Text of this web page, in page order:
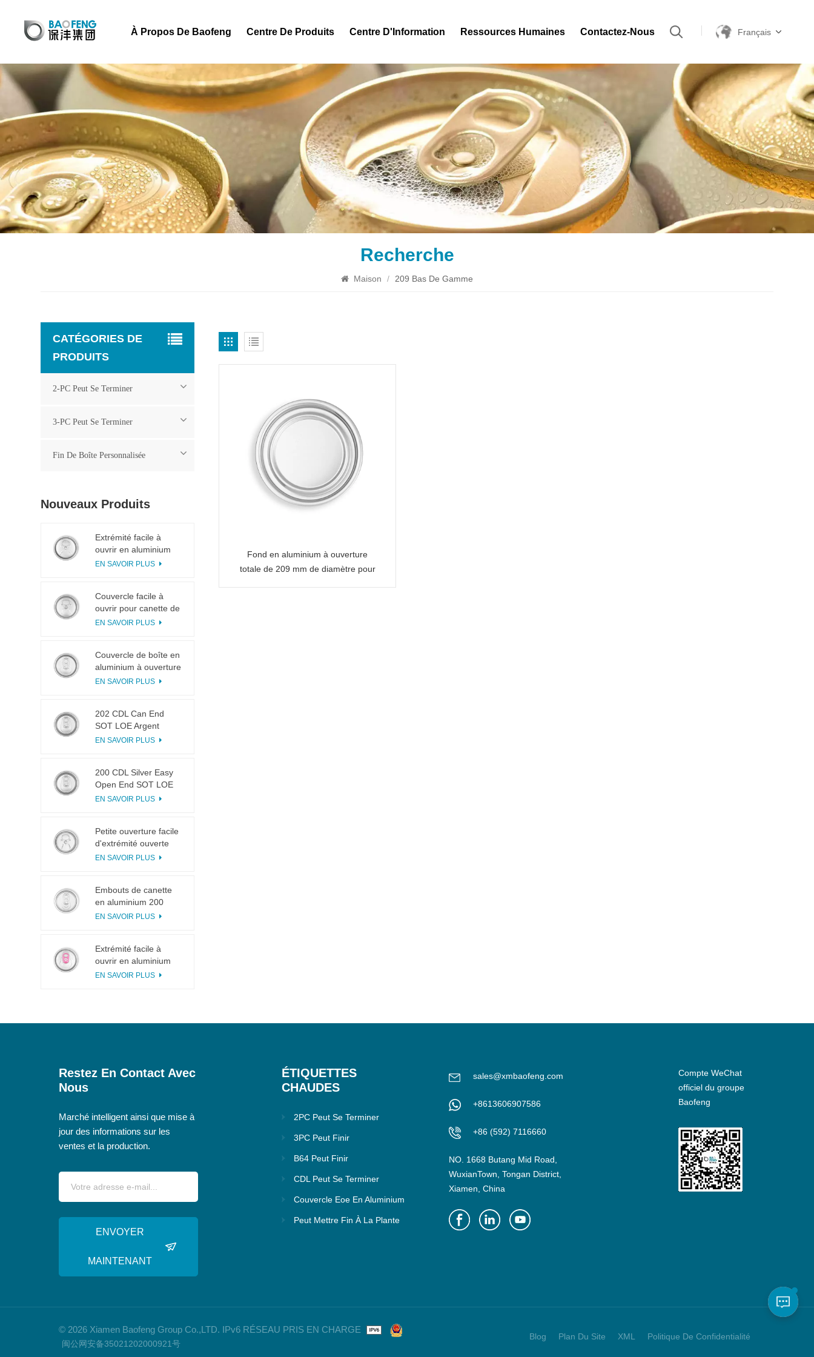
À Propos De Baofeng Centre De Produits Centre D'Information Ressources Humaines Contactez-Nous Français
Recherche
Maison / 209 Bas De Gamme
Fond en aluminium à ouverture
totale de 209 mm de diamètre pour
CATÉGORIES DE
PRODUITS
2-PC Peut Se Terminer
3-PC Peut Se Terminer
Fin De Boîte Personnalisée
Nouveaux Produits
Extrémité facile à
ouvrir en aluminium
200 B64 RPT LOE
EN SAVOIR PLUS
Couvercle facile à
ouvrir pour canette de
boisson 200 B64 RPT
EN SAVOIR PLUS
Couvercle de boîte en
aluminium à ouverture
facile 200 B64 SOT
EN SAVOIR PLUS
202 CDL Can End
SOT LOE Argent
Léger EOE
EN SAVOIR PLUS
200 CDL Silver Easy
Open End SOT LOE
Epoxy
EN SAVOIR PLUS
Petite ouverture facile
d'extrémité ouverte
d'extrémité ouverte de
le jus de fruit
EN SAVOIR PLUS
Embouts de canette
en aluminium 200
SOT en 3 pièces pour
boissons
EN SAVOIR PLUS
Extrémité facile à
ouvrir en aluminium
incisée avec languette
EN SAVOIR PLUS
Restez En Contact Avec
Nous
Marché intelligent ainsi que mise à
jour des informations sur les
ventes et la production.
ENVOYER
MAINTENANT
ÉTIQUETTES
CHAUDES
2PC Peut Se Terminer
3PC Peut Finir
B64 Peut Finir
CDL Peut Se Terminer
Couvercle Eoe En Aluminium
Peut Mettre Fin À La Plante
sales@xmbaofeng.com
+8613606907586
+86 (592) 7116660
NO. 1668 Butang Mid Road,
WuxianTown, Tongan District,
Xiamen, China
Compte WeChat
officiel du groupe
Baofeng
© 2026 Xiamen Baofeng Group Co.,LTD. IPv6 RÉSEAU PRIS EN CHARGE
闽公网安备35021202000921号
Blog Plan Du Site XML Politique De Confidentialité